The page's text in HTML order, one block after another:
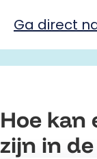
Ga naar
Ga direct
Ga direct
Hoe kan
zijn in